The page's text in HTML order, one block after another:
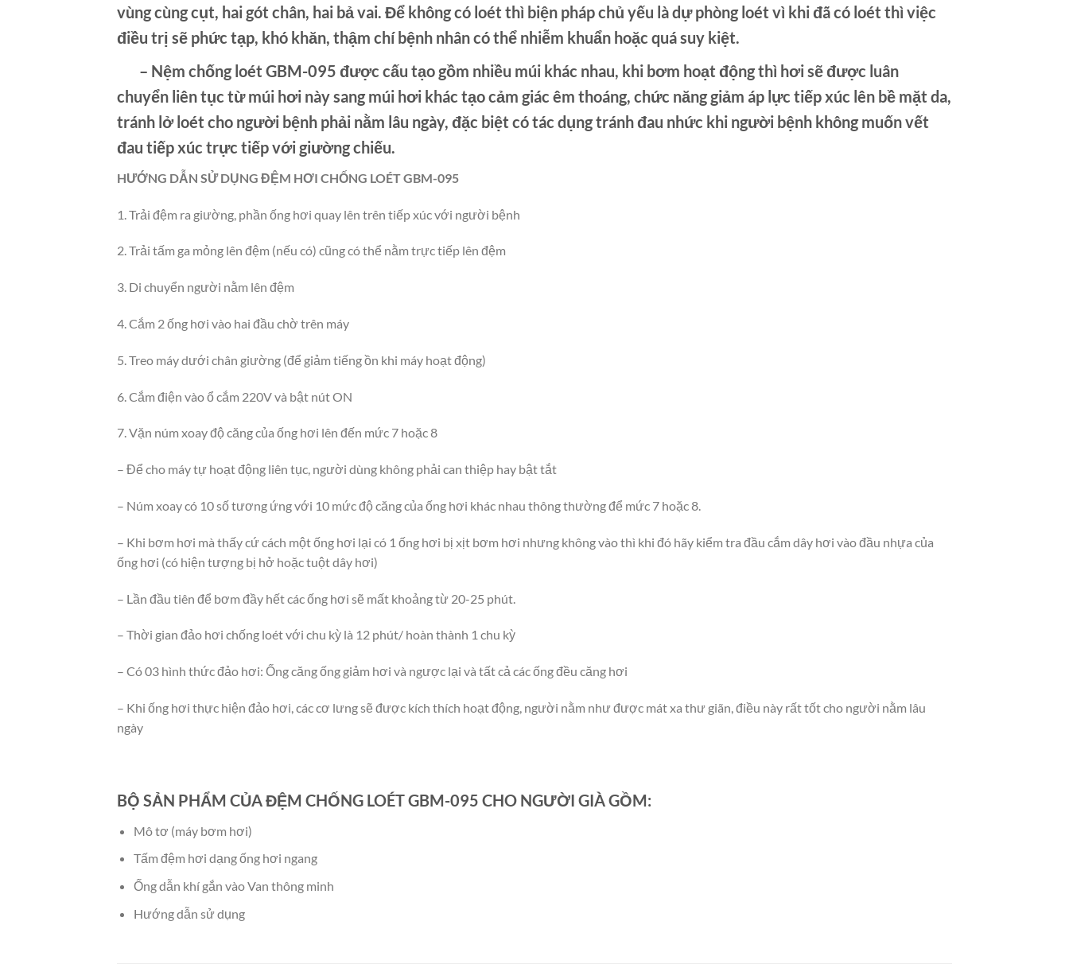
vùng cùng cụt, hai gót chân, hai bả vai. Để không có loét thì biện pháp chủ yếu là dự phòng loét vì khi đã có loét thì việc
điều trị sẽ phức tạp, khó khăn, thậm chí bệnh nhân có thể nhiễm khuẩn hoặc quá suy kiệt.
– Nệm chống loét GBM-095 được cấu tạo gồm nhiều múi khác nhau, khi bơm hoạt động thì hơi sẽ được luân
chuyển liên tục từ múi hơi này sang múi hơi khác tạo cảm giác êm thoáng, chức năng giảm áp lực tiếp xúc lên bề mặt da,
tránh lở loét cho người bệnh phải nằm lâu ngày, đặc biệt có tác dụng tránh đau nhức khi người bệnh không muốn vết
đau tiếp xúc trực tiếp với giường chiếu.
HƯỚNG DẪN SỬ DỤNG ĐỆM HƠI CHỐNG LOÉT GBM-095
1. Trải đệm ra giường, phần ống hơi quay lên trên tiếp xúc với người bệnh
2. Trải tấm ga mỏng lên đệm (nếu có) cũng có thể nằm trực tiếp lên đệm
3. Di chuyển người nằm lên đệm
4. Cắm 2 ống hơi vào hai đầu chờ trên máy
5. Treo máy dưới chân giường (để giảm tiếng ồn khi máy hoạt động)
6. Cắm điện vào ổ cắm 220V và bật nút ON
7. Vặn núm xoay độ căng của ống hơi lên đến mức 7 hoặc 8
– Để cho máy tự hoạt động liên tục, người dùng không phải can thiệp hay bật tắt
– Núm xoay có 10 số tương ứng với 10 mức độ căng của ống hơi khác nhau thông thường để mức 7 hoặc 8.
– Khi bơm hơi mà thấy cứ cách một ống hơi lại có 1 ống hơi bị xịt bơm hơi nhưng không vào thì khi đó hãy kiểm tra đầu cắm dây hơi vào đầu nhựa của
ống hơi (có hiện tượng bị hở hoặc tuột dây hơi)
– Lần đầu tiên để bơm đầy hết các ống hơi sẽ mất khoảng từ 20-25 phút.
– Thời gian đảo hơi chống loét với chu kỳ là 12 phút/ hoàn thành 1 chu kỳ
– Có 03 hình thức đảo hơi: Ống căng ống giảm hơi và ngược lại và tất cả các ống đều căng hơi
– Khi ống hơi thực hiện đảo hơi, các cơ lưng sẽ được kích thích hoạt động, người nằm như được mát xa thư giãn, điều này rất tốt cho người nằm lâu
ngày
BỘ SẢN PHẨM CỦA ĐỆM CHỐNG LOÉT GBM-095 CHO NGƯỜI GIÀ GỒM:
Mô tơ (máy bơm hơi)
Tấm đệm hơi dạng ống hơi ngang
Ống dẫn khí gắn vào Van thông minh
Hướng dẫn sử dụng